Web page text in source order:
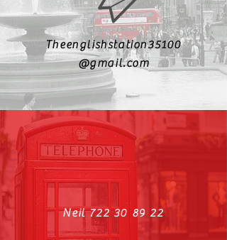
Theenglishstation35100
@gmail.com
Neil722 30 89 22